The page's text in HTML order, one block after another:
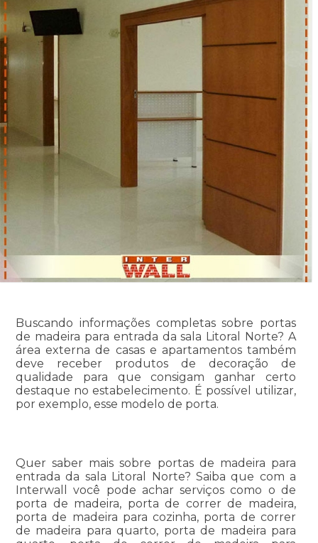
Buscando informações completas sobre portas
de madeira para entrada da sala Litoral Norte? A
área externa de casas e apartamentos também
deve receber produtos de decoração de
qualidade para que consigam ganhar certo
destaque no estabelecimento. É possível utilizar,
por exemplo, esse modelo de porta.
Quer saber mais sobre portas de madeira para
entrada da sala Litoral Norte? Saiba que com a
Interwall você pode achar serviços como o de
porta de madeira, porta de correr de madeira,
porta de madeira para cozinha, porta de correr
de madeira para quarto, porta de madeira para